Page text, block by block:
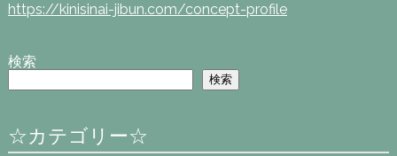
https://kinisinai-jibun.com/concept-profile
検索
検索
☆カテゴリー☆